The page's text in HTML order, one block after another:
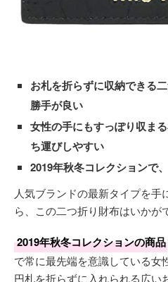
お札を折らずに収納できる
勝手が良い
女性の手にもすっぽり収ま
ち運びしやすい
2019年秋冬コレクションで
人気ブランドの最新タイプを手
ら、この二つ折り財布はいかが
2019年秋冬コレクションの商品
で常に最先端を意識している女
円札を折らずに入れられる広い